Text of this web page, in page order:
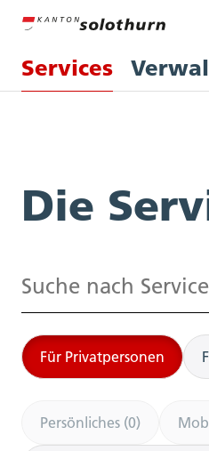
Services
Die
Suchen
Für Privatpersonen
Persönliches (0)